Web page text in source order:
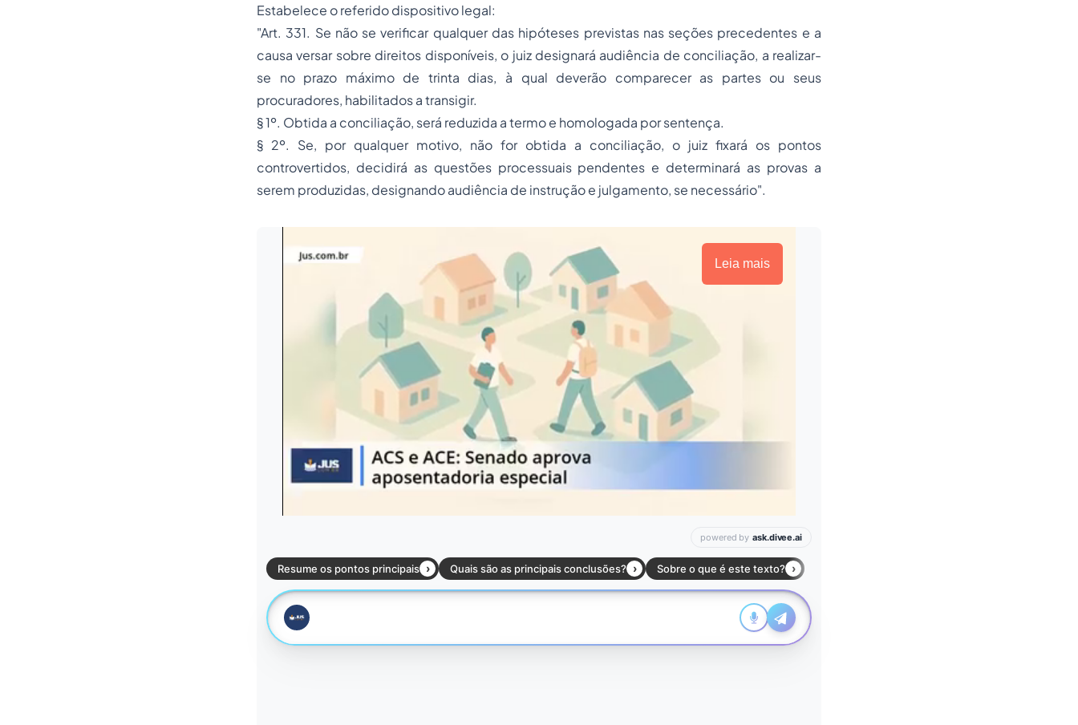
Estabelece o referido dispositivo legal:
"Art. 331. Se não se verificar qualquer das hipóteses previstas nas seções precedentes e a
causa versar sobre direitos disponíveis, o juiz designará audiência de conciliação, a realizar-
se no prazo máximo de trinta dias, à qual deverão comparecer as partes ou seus
procuradores, habilitados a transigir.
§ 1º. Obtida a conciliação, será reduzida a termo e homologada por sentença.
§ 2º. Se, por qualquer motivo, não for obtida a conciliação, o juiz fixará os pontos
controvertidos, decidirá as questões processuais pendentes e determinará as provas a
serem produzidas, designando audiência de instrução e julgamento, se necessário".
Leia mais